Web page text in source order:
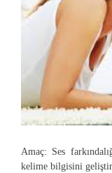
Amaç: Ses
kelime bilgisini